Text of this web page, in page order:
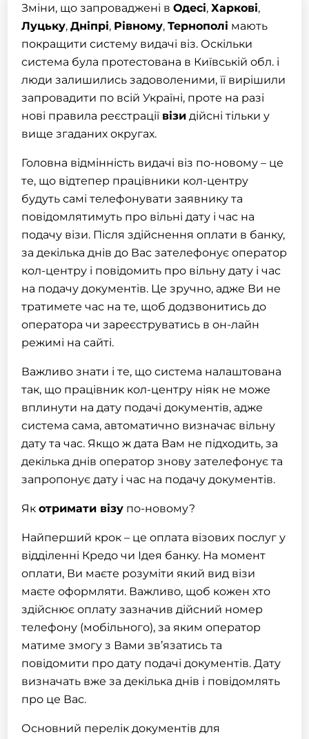
Зміни, що запроваджені вОдесі,Харкові,
Луцьку,Дніпрі, Рівному,Тернополі мають
покращити систему видачі віз. Оскільки
система була протестована в Київській обл. і
люди залишились задоволеними, її вирішили
запровадити по всій Україні, проте на разі
нові правила реєстрації візи дійсні тільки у
вище згаданих округах.
Головна відмінність видачі віз по-новому – це
те, що відтепер працівники кол-центру
будуть самі телефонувати заявнику та
повідомлятимуть про вільні дату і час на
подачу візи. Після здійснення оплати в банку,
за декілька днів до Вас зателефонує оператор
кол-центру і повідомить про вільну дату і час
на подачу документів. Це зручно, адже Ви не
тратимете час на те, щоб додзвонитись до
оператора чи зареєструватись в он-лайн
режимі на сайті.
Важливо знати і те, що система налаштована
так, що працівник кол-центру ніяк не може
вплинути на дату подачі документів, адже
система сама, автоматично визначає вільну
дату та час. Якщо ж дата Вам не підходить, за
декілька днів оператор знову зателефонує та
запропонує дату і час на подачу документів.
Якотримати візу по-новому?
Найперший крок – це оплата візових послуг у
відділенні Кредо чи Ідея банку. На момент
оплати, Ви маєте розуміти який вид візи
маєте оформляти. Важливо, щоб кожен хто
здійснює оплату зазначив дійсний номер
телефону (мобільного), за яким оператор
матиме змогу з Вами зв’язатись та
повідомити про дату подачі документів. Дату
визначать вже за декілька днів і повідомлять
про це Вас.
Основний перелік документів для